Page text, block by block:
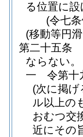
る位置に
(令七
(移動等円
第二十五条
ならない。
一
令第十
(次に掲げ
ル以上の
おむつ交
近にその